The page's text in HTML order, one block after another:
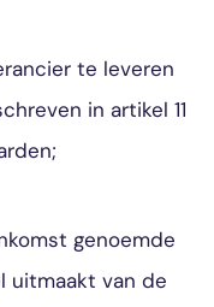
te leveren
in artikel 11
genoemde
uitmaakt van de